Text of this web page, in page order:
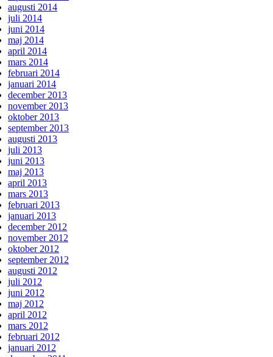
augusti 2014
juli 2014
juni 2014
maj 2014
april 2014
mars 2014
februari 2014
januari 2014
december 2013
november 2013
oktober 2013
september 2013
augusti 2013
juli 2013
juni 2013
maj 2013
april 2013
mars 2013
februari 2013
januari 2013
december 2012
november 2012
oktober 2012
september 2012
augusti 2012
juli 2012
juni 2012
maj 2012
april 2012
mars 2012
februari 2012
januari 2012